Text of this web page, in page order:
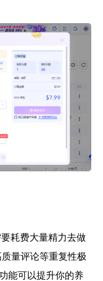
耗费大量精力去做
量评论等重复性极
能可以提升你的养